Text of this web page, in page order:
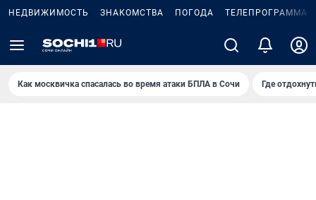
НЕДВИЖИМОСТЬ ЗНАКОМСТВА ПОГОДА ТЕЛЕПРОГРАММА
Как москвичка спасалась во время атаки БПЛА в Сочи Где